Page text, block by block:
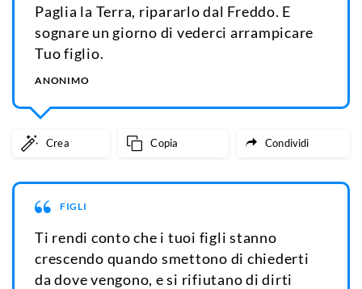
Paglia la Terra, ripararlo dal Freddo. E
sognare un giorno di vederci arrampicare
Tuo figlio.
ANONIMO
Crea Copia Condividi
FIGLI
Ti rendi conto che i tuoi figli stanno
crescendo quando smettono di chiederti
da dove vengono, e si rifiutano di dirti